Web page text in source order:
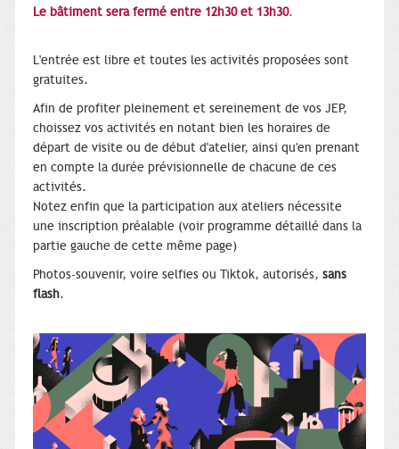
Le bâtiment sera fermé entre 12h30 et 13h30.
L'entrée est libre et toutes les activités proposées sont
gratuites.
Afin de profiter pleinement et sereinement de vos JEP,
choissez vos activités en notant bien les horaires de
départ de visite ou de début d'atelier, ainsi qu'en prenant
en compte la durée prévisionnelle de chacune de ces
activités.
Notez enfin que la participation aux ateliers nécessite
une inscription préalable (voir programme détaillé dans la
partie gauche de cette même page)
Photos-souvenir, voire selfies ou Tiktok, autorisés, sans
flash.